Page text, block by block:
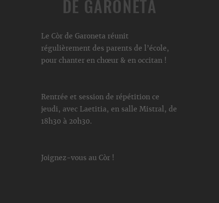
DE GARONETA
Le Còr de Garoneta réunit
régulièrement des parents de l’école,
pour chanter en chœur & en occitan !
Rentrée et session de répétition ce
jeudi, avec Laetitia, en salle Mistral, de
18h30 à 20h30.
Joignez-vous au Còr !